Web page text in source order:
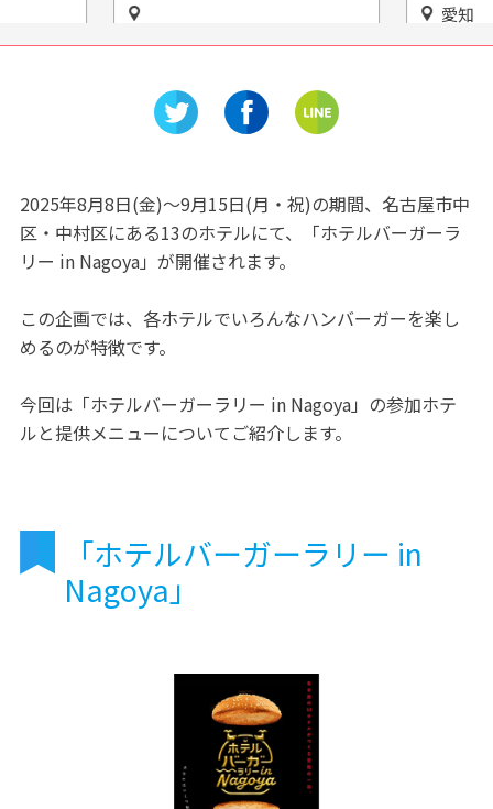
に行き
「サマースイーツビュッフェ
ー」ヒルトン名古屋で開催
愛知
入場無
2025年8月8日(金)～9月15日(月・祝)の期間、名古屋市中
区・中村区にある13のホテルにて、「ホテルバーガーラ
リー in Nagoya」が開催されます。
この企画では、各ホテルでいろんなハンバーガーを楽し
めるのが特徴です。
今回は「ホテルバーガーラリー in Nagoya」の参加ホテ
ルと提供メニューについてご紹介します。
「ホテルバーガーラリー in
Nagoya」